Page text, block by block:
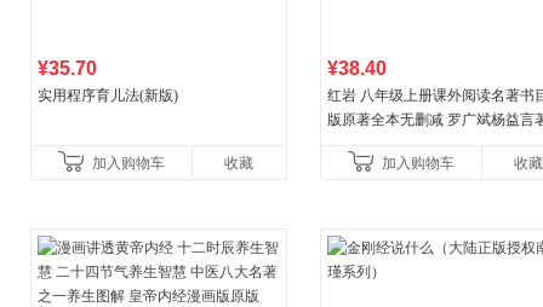
¥35.70
实用程序育儿法(新版)
加入购物车 收藏
¥38.40
红岩 八年级上册课外阅读名著书
版原著全本无删减 罗广斌杨益言
国青年出版社加入购物车 收藏